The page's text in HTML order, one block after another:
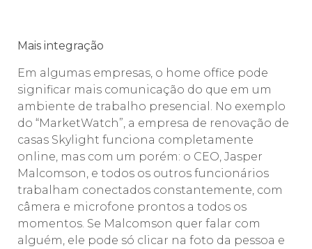
Mais integração
Em algumas empresas, o home office pode
significar mais comunicação do que em um
ambiente de trabalho presencial. No exemplo
do “MarketWatch”, a empresa de renovação de
casas Skylight funciona completamente
online, mas com um porém: o CEO, Jasper
Malcomson, e todos os outros funcionários
trabalham conectados constantemente, com
câmera e microfone prontos a todos os
momentos. Se Malcomson quer falar com
alguém, ele pode só clicar na foto da pessoa e